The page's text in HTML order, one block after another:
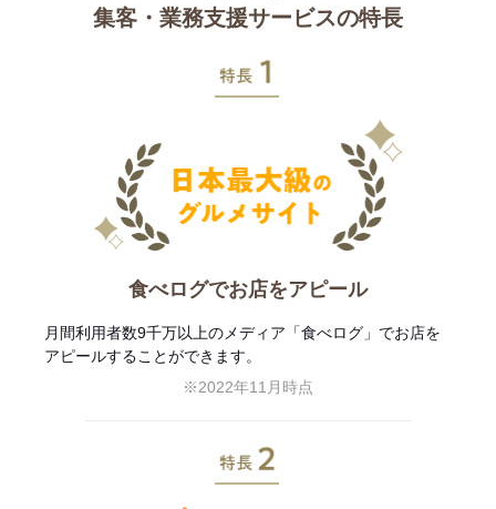
集客・業務支援サービスの特長
食べログでお店をアピール
月間利用者数9千万以上のメディア「食べログ」でお店を
アピールすることができます。
※2022年11月時点